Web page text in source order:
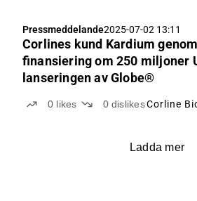
Pressmeddelande2025-07-02 13:11
Corlines kund Kardium
finansiering om 250 miljoner
lanseringen av Globe®
0 likes 0 dislikesCorline
Ladda mer